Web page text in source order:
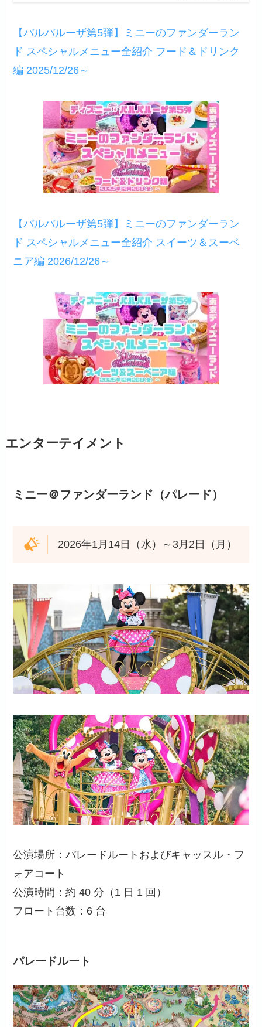
【パルパルーザ第5弾】ミニーのファンダーラン
ド スペシャルメニュー全紹介 フード＆ドリンク
編 2025/12/26～
【パルパルーザ第5弾】ミニーのファンダーラン
ド スペシャルメニュー全紹介 スイーツ＆スーベ
ニア編 2026/12/26～
エンターテイメント
ミニー＠ファンダーランド（パレード）
2026年1月14日（水）～3月2日（月）
公演場所：パレードルートおよびキャッスル・フ
ォアコート
公演時間：約 40 分（1 日 1 回）
フロート台数：6 台
パレードルート